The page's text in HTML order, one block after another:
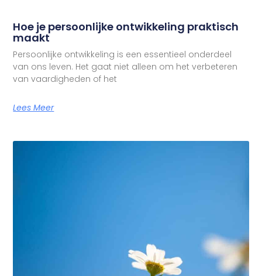
Hoe je persoonlijke ontwikkeling praktisch
maakt
Persoonlijke ontwikkeling is een essentieel onderdeel
van ons leven. Het gaat niet alleen om het verbeteren
van vaardigheden of het
Lees Meer